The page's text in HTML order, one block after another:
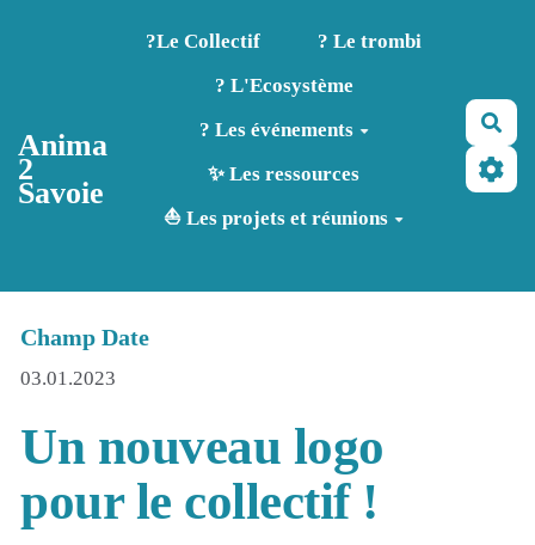
Aller au contenu principal
Anima
2
Savoie
?️Le Collectif
? Le trombi
? L'Ecosystème
? Les événements
✨ Les ressources
⛵ Les projets et réunions
Champ Date
03.01.2023
Un nouveau logo
pour le collectif !